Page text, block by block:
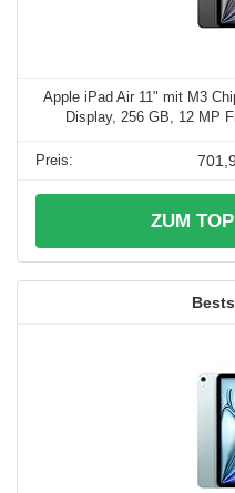
Apple iPad Air 11" mit M3
Display, 256 GB, 12 MP
ZUM